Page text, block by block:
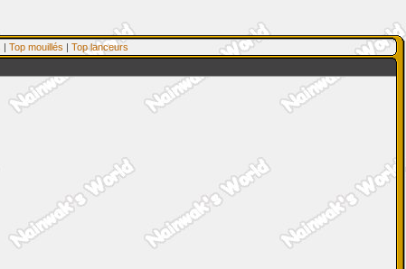
| Top mouillés | Top lanceurs